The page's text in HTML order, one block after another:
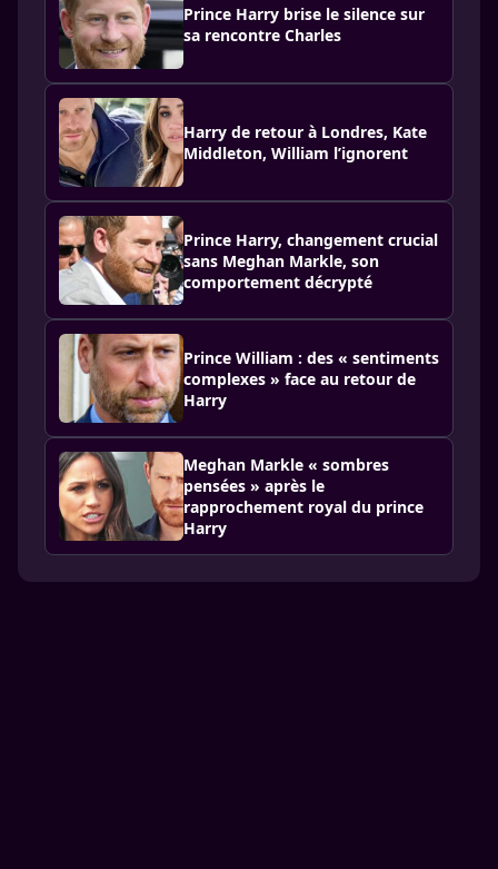
Prince Harry brise le silence sur
sa rencontre Charles
Harry de retour à Londres, Kate
Middleton, William l’ignorent
Prince Harry, changement crucial
sans Meghan Markle, son
comportement décrypté
Prince William : des « sentiments
complexes » face au retour de
Harry
Meghan Markle « sombres
pensées » après le
rapprochement royal du prince
Harry